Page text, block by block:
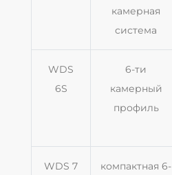
камерная
система
WDS
6S
6-ти
камерный
профиль
WDS 7 компактная 6-